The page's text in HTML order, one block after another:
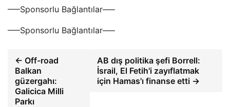
—–Sponsorlu Bağlantılar—–
—–Sponsorlu Bağlantılar—–
← Off-road
Balkan
güzergahı:
Galicica Milli
Parkı
AB dış politika şefi Borrell:
İsrail, El Fetih'i zayıflatmak
için Hamas'ı finanse etti →